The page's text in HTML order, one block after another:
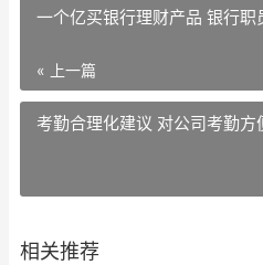
一个亿买银行理财产品 银行职
« 上一篇
考勤合理化建议 对公司考勤方
相关推荐